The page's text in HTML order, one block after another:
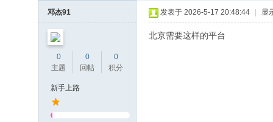
邓杰91
0
主题
0
回帖
0
积分
新手上路
发表于 2026-5-17 20:48:44 显
北京需要这样的平台